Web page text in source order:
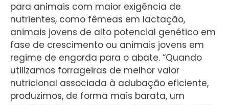
para animais com maior exigência de
nutrientes, como fêmeas em lactação,
animais jovens de alto potencial genético em
fase de crescimento ou animais jovens em
regime de engorda para o abate. “Quando
utilizamos forrageiras de melhor valor
nutricional associada à adubação eficiente,
produzimos, de forma mais barata, um